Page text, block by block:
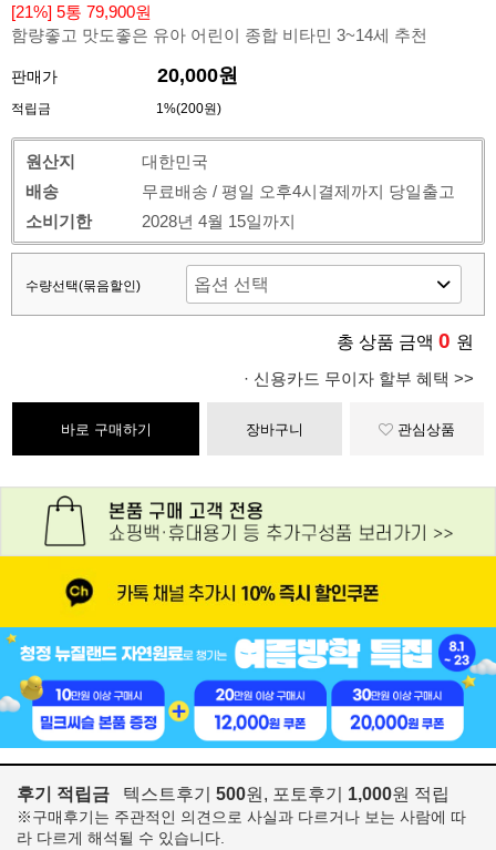
[21%] 5통 79,900원
함량좋고 맛도좋은 유아 어린이 종합 비타민 3~14세 추천
판매가 20,000원
적립금 1%(200원)
원산지
대한민국
배송
무료배송 / 평일 오후4시결제까지 당일출고
소비기한
2028년 4월 15일까지
수량선택(묶음할인)
총 상품 금액 0 원
· 신용카드 무이자 할부 혜택 >>
바로 구매하기 장바구니 관심상품
후기 적립금 텍스트후기 500원, 포토후기 1,000원 적립
※구매후기는 주관적인 의견으로 사실과 다르거나 보는 사람에 따
라 다르게 해석될 수 있습니다.